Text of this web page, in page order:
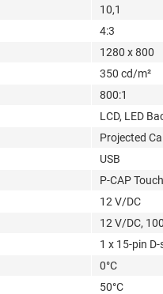
10,1
4:3
1280 x 800
350 cd/m²
800:1
LCD, LED
Projected
USB
P-CAP
12 V/DC
12 V/DC,
1 x 15-pin
0°C
50°C